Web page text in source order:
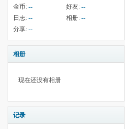
金币: -- 好友: --
日志: -- 相册: --
分享: --
相册
现在还没有相册
记录